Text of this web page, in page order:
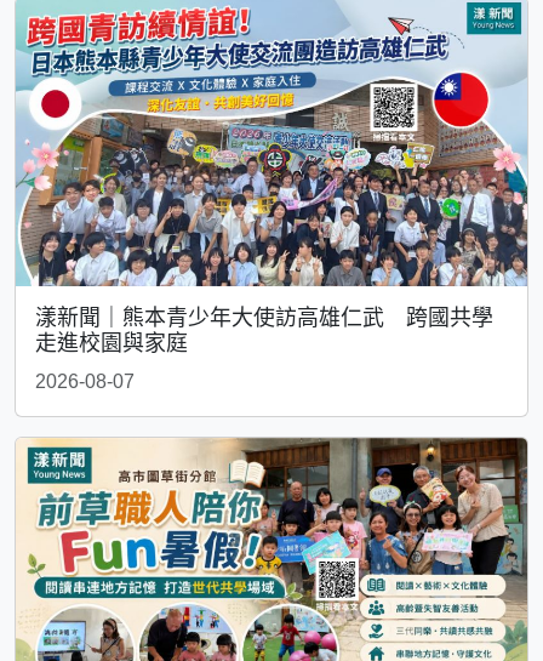
漾新聞｜熊本青少年大使訪高雄仁武 跨國共學
走進校園與家庭
2026-08-07